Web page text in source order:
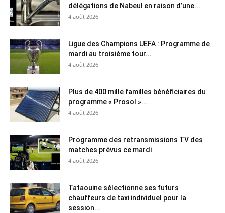
délégations de Nabeul en raison d’une...
4 août 2026
Ligue des Champions UEFA : Programme de
mardi au troisième tour...
4 août 2026
Plus de 400 mille familles bénéficiaires du
programme « Prosol »...
4 août 2026
Programme des retransmissions TV des
matches prévus ce mardi
4 août 2026
Tataouine sélectionne ses futurs
chauffeurs de taxi individuel pour la
session...